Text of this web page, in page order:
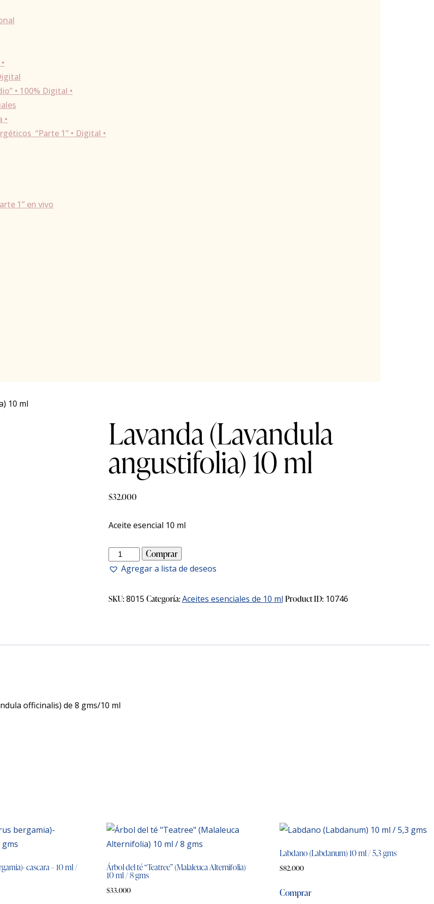
• 100% Digital •
•
“Parte 1” • Digital •
1” en vivo
10 ml
Lavanda (Lavandula
angustifolia) 10 ml
$32.000
Aceite esencial 10 ml
Lavanda
(Lavandula
10
Comprar
Agregar a lista de deseos
SKU:8015 Categoría:Aceites esenciales de 10 ml Product ID: 10746
officinalis) de 8 gms/10 ml
cascara – 10 ml / Árbol del té “Teatree” (Malaleuca Alternifolia)
10 ml / 8 gms
$33.000
Labdano (Labdanum) 10 ml / 5,3 gms
$82.000
Comprar